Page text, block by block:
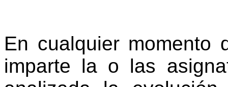
En cualquier momento
imparte la o las